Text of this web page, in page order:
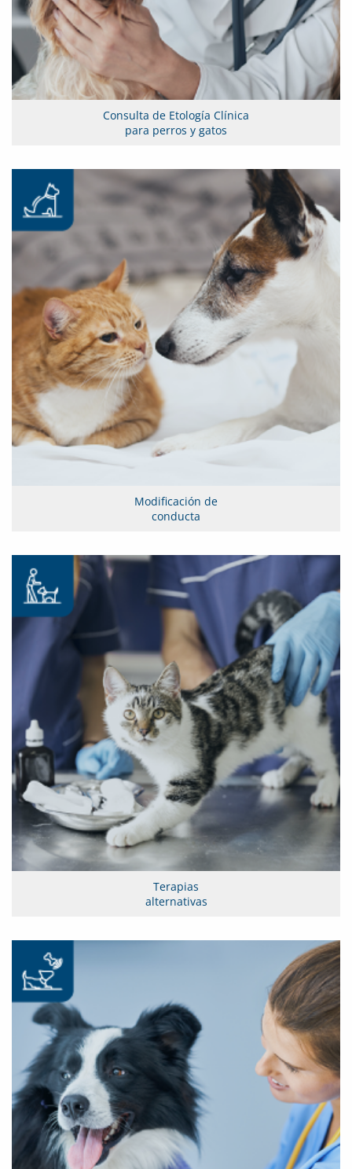
Consulta de Etología Clínica
para perros y gatos
Modificación de
conducta
Terapias
alternativas